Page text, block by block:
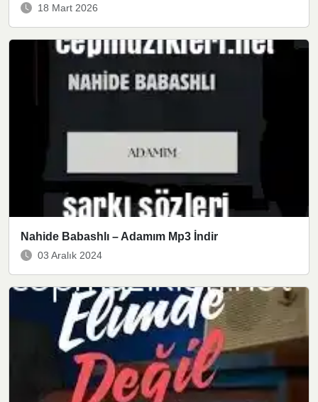
18 Mart 2026
Nahide Babashlı – Adamım Mp3 İndir
03 Aralık 2024